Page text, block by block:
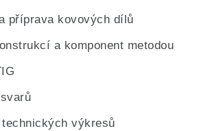
příprava kovových dílů
a komponent metodou
technických výkresů